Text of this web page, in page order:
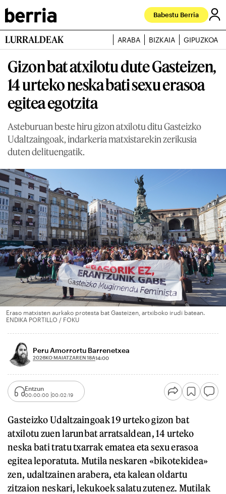
Babestu Berria
LURRALDEAK ARABA BIZKAIA GIPUZKOA
Gizon bat atxilotu dute Gasteizen,
14 urteko neska bati sexu erasoa
egitea egotzita
Asteburuan beste hiru gizon atxilotu ditu Gasteizko
Udaltzaingoak, indarkeria matxistarekin zerikusia
duten delituengatik.
Eraso matxisten aurkako protesta bat Gasteizen, artxiboko irudi batean.
ENDIKA PORTILLO / FOKU
Peru Amorrortu Barrenetxea
2026KO MAIATZAREN 18A14:00
Entzun
00:00:00 00:02:19
Gasteizko Udaltzaingoak 19 urteko gizon bat
atxilotu zuen larunbat arratsaldean, 14 urteko
neska bati tratu txarrak ematea eta sexu erasoa
egitea leporatuta. Mutila neskaren «bikotekidea»
zen, udaltzainen arabera, eta kalean oldartu
zitzaion neskari, lekukoek salatu zutenez. Mutilak